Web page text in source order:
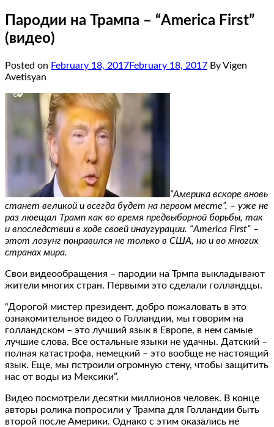
Пародии на Трампа – “America First”
(видео)
Posted on February 18, 2017February 18, 2017 By Vigen
Avetisyan
“Америка вскоре вновь
станет великой и всегда будет на первом месте”, – уже не
раз люещал Трамп как во время предвыборной борьбы, так
и впоследствии в ходе своей инаугурации. “America First” –
этот лозунг понравился не только в США, но и во многих
странах мира.
Свои видеообращения – пародии на Трмпа выкладывают
жители многих стран. Первыми это сделали голландцы.
“Дорогой мистер президент, добро пожаловать в это
ознакомительное видео о Голландии, мы говорим на
голландском – это лучший язык в Европе, в нем самые
лучшие слова. Все остальные языки не удачны. Датский –
полная катастрофа, немецкий – это вообще не настоящий
язык. Еще, мы пстроили огромную стену, чтобы защитить
нас от воды из Мексики”.
Видео посмотрели десятки миллионов человек. В конце
авторы ролика попросили у Трампа для Голландии быть
второй после Америки. Однако с этим оказались не